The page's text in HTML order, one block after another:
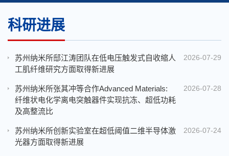
科研进展
2026-07-29
苏州纳米所邸江涛团队在低电压触发式自收缩人
工肌纤维研究方面取得新进展
2026-07-28
苏州纳米所张其冲等合作Advanced Materials:
纤维状电化学离电突触器件实现抗冻、超低功耗
及高整流比
2026-07-24
苏州纳米所创新实验室在超低阈值二维半导体激
光器方面取得新进展